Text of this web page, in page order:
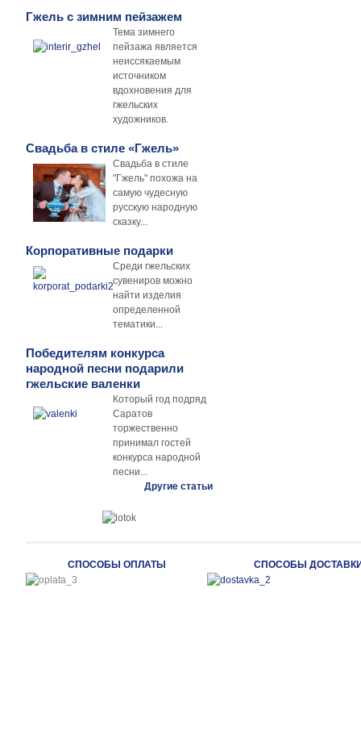
Гжель с зимним пейзажем
Тема зимнего
пейзажа является
неиссякаемым
источником
вдохновения для
гжельских
художников.
Свадьба в стиле «Гжель»
Свадьба в стиле
"Гжель" похожа на
самую чудесную
русскую народную
сказку...
Корпоративные подарки
Среди гжельских
сувениров можно
найти изделия
определенной
тематики...
Победителям конкурса
народной песни подарили
гжельские валенки
Который год подряд
Саратов
торжественно
принимал гостей
конкурса народной
песни...
Другие статьи
СПОСОБЫ ОПЛАТЫ СПОСОБЫ